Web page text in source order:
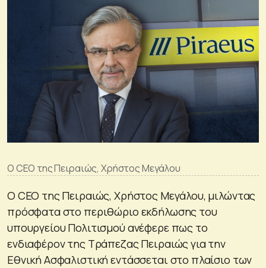
Ο CEO της Πειραιώς, Χρήστος Μεγάλου
Ο CEO της Πειραιώς, Χρήστος Μεγάλου, μιλώντας
πρόσφατα στο περιθώριο εκδήλωσης του
υπουργείου Πολιτισμού ανέφερε πως το
ενδιαφέρον της Τράπεζας Πειραιώς για την
Εθνική Ασφαλιστική εντάσσεται στο πλαίσιο των